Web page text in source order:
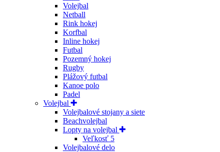
Volejbal
Netball
Rink hokej
Korfbal
Inline hokej
Futbal
Pozemný hokej
Rugby
Plážový futbal
Kanoe polo
Padel
Volejbal
Volejbalové stojany a siete
Beachvolejbal
Lopty na volejbal
Veľkosť 5
Volejbalové delo